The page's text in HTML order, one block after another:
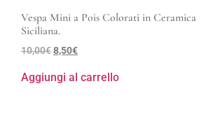
Vespa Mini a Pois Colorati in Ceramica
Siciliana.
10,00€8,50€
Aggiungi al carrello